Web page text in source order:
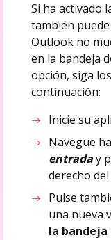
Si ha activado
también
Outlook no
en la bandeja
opción, siga
continuación:
Inicie su
Navegue
entraday
derecho
Pulse
una nueva
la